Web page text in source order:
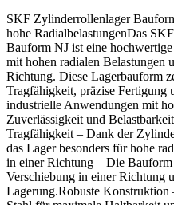
SKF Zylinderrollenlager
hohe RadialbelastungenDas
Bauform NJ ist eine
mit hohen radialen Belastungen
Richtung. Diese Lagerbauform
Tragfähigkeit, präzise Fertigung
industrielle Anwendungen mit
Zuverlässigkeit und
Tragfähigkeit – Dank der
das Lager besonders für hohe
in einer Richtung – Die
Verschiebung in einer Richtung
Lagerung.Robuste Konstruktion